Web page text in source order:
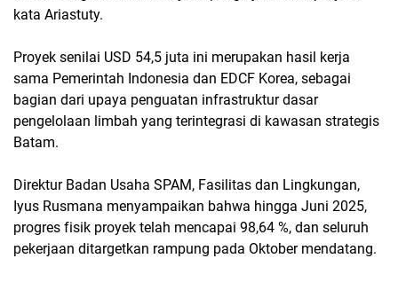
kata Ariastuty.
Proyek senilai USD 54,5 juta ini merupakan hasil kerja
sama Pemerintah Indonesia dan EDCF Korea, sebagai
bagian dari upaya penguatan infrastruktur dasar
pengelolaan limbah yang terintegrasi di kawasan strategis
Batam.
Direktur Badan Usaha SPAM, Fasilitas dan Lingkungan,
Iyus Rusmana menyampaikan bahwa hingga Juni 2025,
progres fisik proyek telah mencapai 98,64 %, dan seluruh
pekerjaan ditargetkan rampung pada Oktober mendatang.